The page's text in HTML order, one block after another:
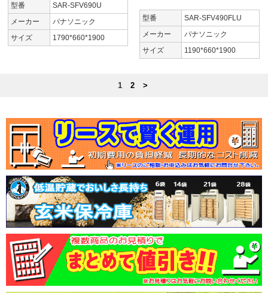
型番
SAR-SFV690U
メーカー
パナソニック
サイズ
1790*660*1900
型番
SAR-SFV490FLU
メーカー
パナソニック
サイズ
1190*660*1900
1 2 >